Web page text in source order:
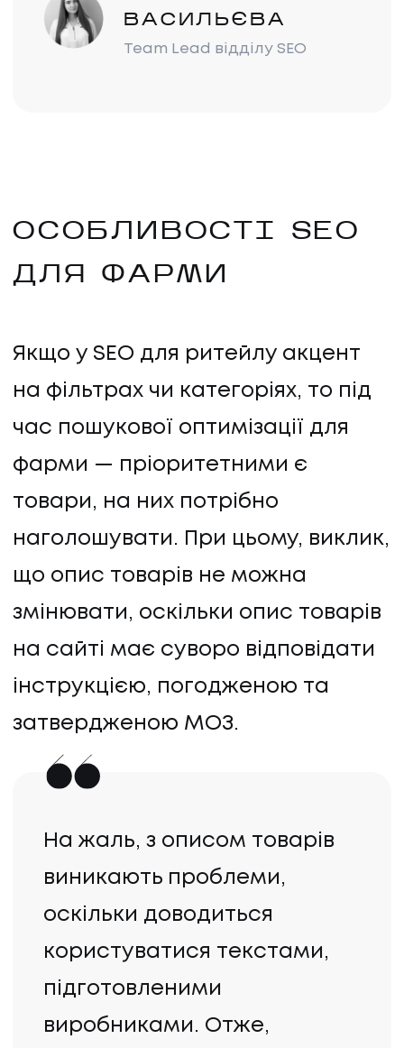
ВАСИЛЬЄВА
Team Lead відділу SEO
ОСОБЛИВОСТІ SEO
ДЛЯ ФАРМИ
Якщо у SEO для ритейлу акцент
на фільтрах чи категоріях, то під
час пошукової оптимізації для
фарми — пріоритетними є
товари, на них потрібно
наголошувати. При цьому, виклик,
що опис товарів не можна
змінювати, оскільки опис товарів
на сайті має суворо відповідати
інструкцією, погодженою та
затвердженою МОЗ.
На жаль, з описом товарів
виникають проблеми,
оскільки доводиться
користуватися текстами,
підготовленими
виробниками. Отже,